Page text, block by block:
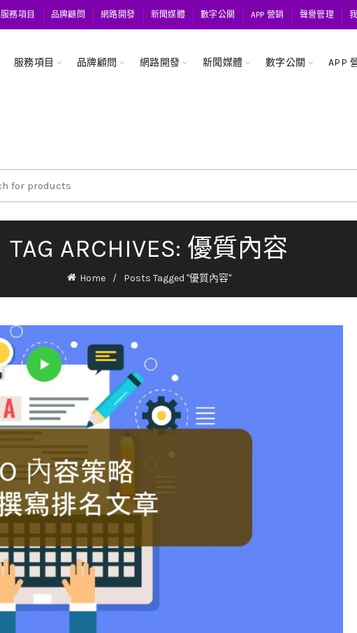
服務項目 品牌顧問 網路開發 新聞媒體 數字公關 APP 營銷 聲譽管理
服務項目 品牌顧問 網路開發 新聞媒體 數字公關 APP
TAG ARCHIVES: 優質內容
Home Posts Tagged "優質內容"